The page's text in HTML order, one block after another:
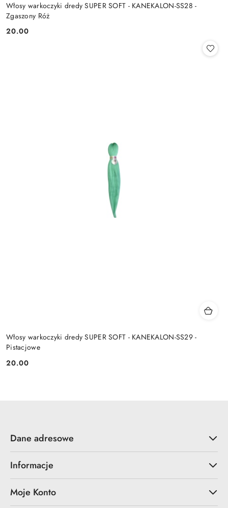
Włosy warkoczyki dredy SUPER SOFT - KANEKALON-SS28 -
Zgaszony Róż
Cena:
20.00
Włosy warkoczyki dredy SUPER SOFT - KANEKALON-SS29 -
Pistacjowe
Cena:
20.00
Dane adresowe
Informacje
Moje Konto